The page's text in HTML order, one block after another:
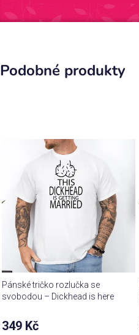
Podobné produkty
Pánské tričko rozlučka se
svobodou – Dickhead is here
349 Kč